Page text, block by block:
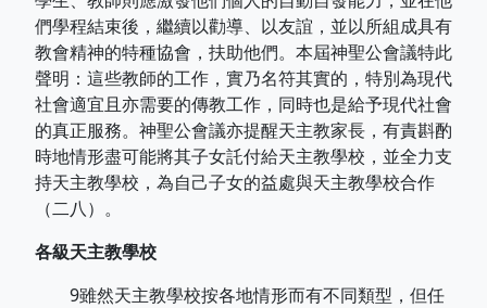
們學程結束後，繼續以勸導、以友誼，並以所組成具有
教會精神的特種協會，扶助他們。本屆神聖公會議特此
聲明：這些教師的工作，實乃名符其實的，特別為現代
社會適宜且亦需要的傳教工作，同時也是給予現代社會
的真正服務。神聖公會議亦提醒天主教家長，有責斟酌
時地情形盡可能將其子女託付給天主教學校，並全力支
持天主教學校，為自己子女的益處與天主教學校合作
（二八）。
各級天主教學校
9雖然天主教學校按各地情形而有不同類型，但任